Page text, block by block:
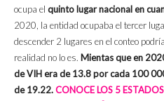
ocupa el quinto lugar nacional en
2020, la entidad ocupaba el tercer
descender 2 lugares en el conteo
realidad no lo es. Mientas que en
de VIH era de 13.8 por cada 100
de 19.22.CONOCE LOS 5